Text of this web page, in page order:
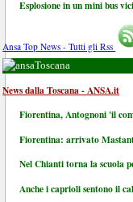
Esplosione in un mini bus
Ansa Top News - Tutti gli Rss
Toscana
News dalla Toscana - ANSA.it
Fiorentina, Antognoni 'il
Fiorentina: arrivato
Nel Chianti torna la scuola
Anche i caprioli sentono il